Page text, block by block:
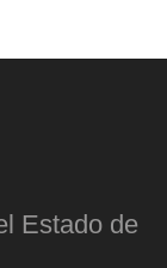
Estado de